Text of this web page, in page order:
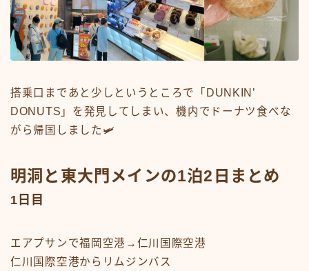
搭乗口まであと少しというところで「DUNKIN’
DONUTS」を発見してしまい、機内でドーナツ食べな
がら帰国しました🛩
明洞と東大門メインの1泊2日まとめ
1日目
エアプサンで福岡空港→仁川国際空港
仁川国際空港からリムジンバス